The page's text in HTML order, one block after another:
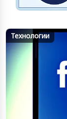
Технологии